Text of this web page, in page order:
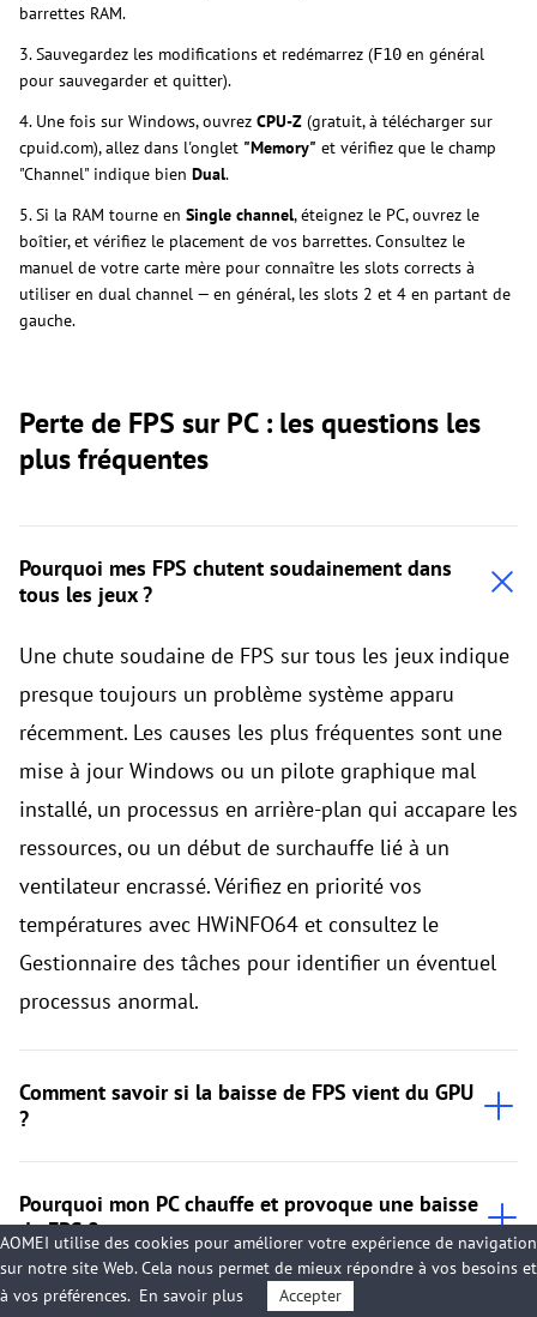
barrettes RAM.
3. Sauvegardez les modifications et redémarrez (F10 en général
pour sauvegarder et quitter).
4. Une fois sur Windows, ouvrez CPU-Z (gratuit, à télécharger sur
cpuid.com), allez dans l'onglet "Memory" et vérifiez que le champ
"Channel" indique bien Dual.
5. Si la RAM tourne en Single channel, éteignez le PC, ouvrez le
boîtier, et vérifiez le placement de vos barrettes. Consultez le
manuel de votre carte mère pour connaître les slots corrects à
utiliser en dual channel — en général, les slots 2 et 4 en partant de
gauche.
Perte de FPS sur PC : les questions les
plus fréquentes
Pourquoi mes FPS chutent soudainement dans
tous les jeux ?
Une chute soudaine de FPS sur tous les jeux indique
presque toujours un problème système apparu
récemment. Les causes les plus fréquentes sont une
mise à jour Windows ou un pilote graphique mal
installé, un processus en arrière-plan qui accapare les
ressources, ou un début de surchauffe lié à un
ventilateur encrassé. Vérifiez en priorité vos
températures avec HWiNFO64 et consultez le
Gestionnaire des tâches pour identifier un éventuel
processus anormal.
Comment savoir si la baisse de FPS vient du GPU
?
Pourquoi mon PC chauffe et provoque une baisse
de FPS ?
AOMEI utilise des cookies pour améliorer votre expérience de navigation
sur notre site Web. Cela nous permet de mieux répondre à vos besoins et
à vos préférences. En savoir plus Accepter